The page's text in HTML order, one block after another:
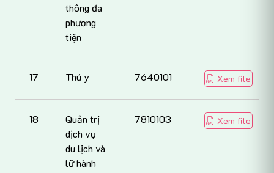
thông đa
phương
tiện
17 Thú y 7640101 Xem file
18
Quản trị
dịch vụ
du lịch và
lữ hành
7810103 Xem file